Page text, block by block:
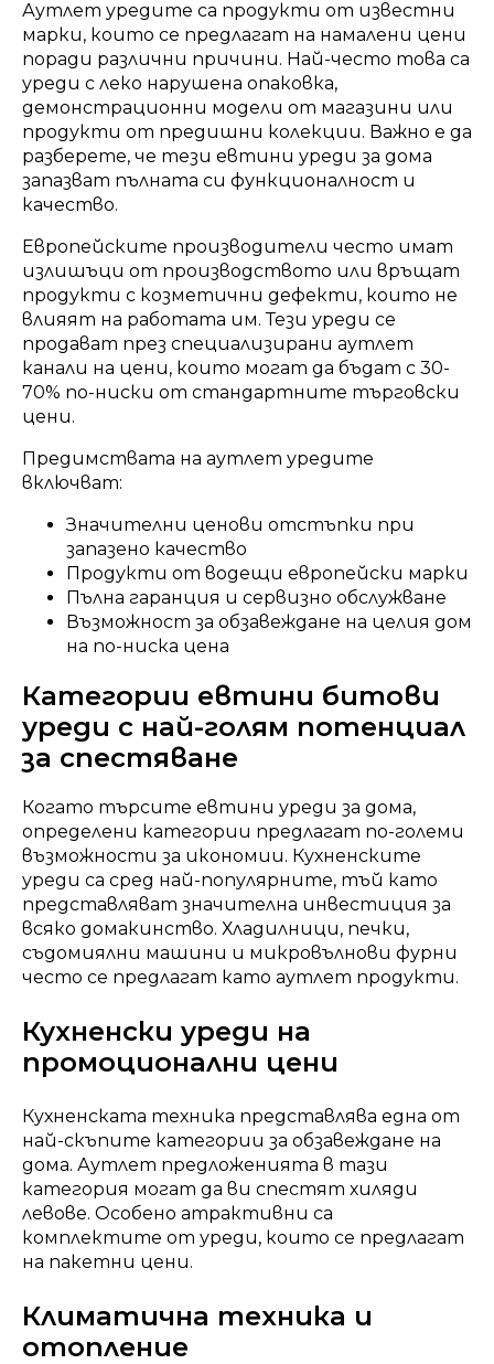
Аутлет уредите са продукти от известни
марки, които се предлагат на намалени цени
поради различни причини. Най-често това са
уреди с леко нарушена опаковка,
демонстрационни модели от магазини или
продукти от предишни колекции. Важно е да
разберете, че тези евтини уреди за дома
запазват пълната си функционалност и
качество.
Европейските производители често имат
излишъци от производството или връщат
продукти с козметични дефекти, които не
влияят на работата им. Тези уреди се
продават през специализирани аутлет
канали на цени, които могат да бъдат с 30-
70% по-ниски от стандартните търговски
цени.
Предимствата на аутлет уредите
включват:
Значителни ценови отстъпки при
запазено качество
Продукти от водещи европейски марки
Пълна гаранция и сервизно обслужване
Възможност за обзавеждане на целия дом
на по-ниска цена
Категории евтини битови
уреди с най-голям потенциал
за спестяване
Когато търсите евтини уреди за дома,
определени категории предлагат по-големи
възможности за икономии. Кухненските
уреди са сред най-популярните, тъй като
представляват значителна инвестиция за
всяко домакинство. Хладилници, печки,
съдомиялни машини и микровълнови фурни
често се предлагат като аутлет продукти.
Кухненски уреди на
промоционални цени
Кухненската техника представлява една от
най-скъпите категории за обзавеждане на
дома. Аутлет предложенията в тази
категория могат да ви спестят хиляди
левове. Особено атрактивни са
комплектите от уреди, които се предлагат
на пакетни цени.
Климатична техника и
отопление